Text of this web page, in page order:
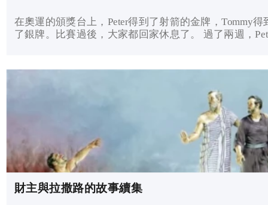
在奧運的頒獎台上，Peter得到了射箭的金牌，Tommy得
了銀牌。比賽過後，大家都回家休息了。 過了兩週，
財主與拉撒路的故事續集